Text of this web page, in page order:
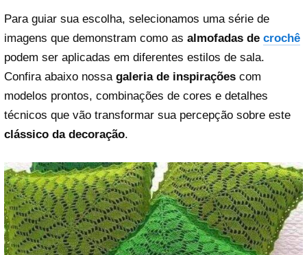
Para guiar sua escolha, selecionamos uma série de
imagens que demonstram como as almofadas de crochê
podem ser aplicadas em diferentes estilos de sala.
Confira abaixo nossa galeria de inspirações com
modelos prontos, combinações de cores e detalhes
técnicos que vão transformar sua percepção sobre este
clássico da decoração.